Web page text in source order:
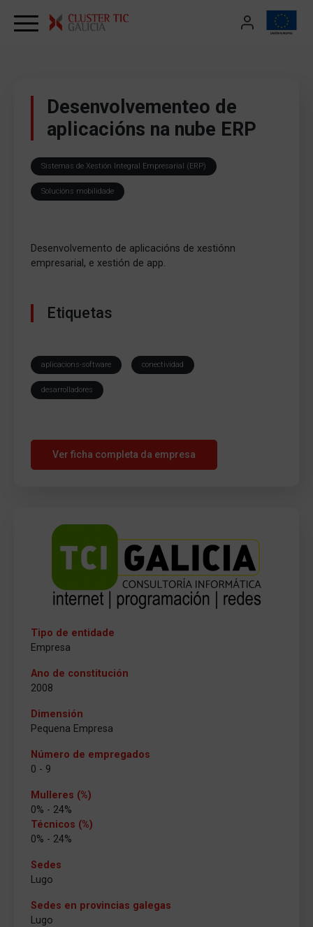
Desenvolvementeo de
aplicacións na nube ERP
Sistemas de Xestión Integral Empresarial (ERP)
Solucións mobilidade
Desenvolvemento de aplicacións de xestiónn
empresarial, e xestión de app.
Etiquetas
aplicacions-software conectividad
desarrolladores
Ver ficha completa da empresa
Tipo de entidade
Empresa
Ano de constitución
2008
Dimensión
Pequena Empresa
Número de empregados
0 - 9
Mulleres (%)
0% - 24%
Técnicos (%)
0% - 24%
Sedes
Lugo
Sedes en provincias galegas
Lugo